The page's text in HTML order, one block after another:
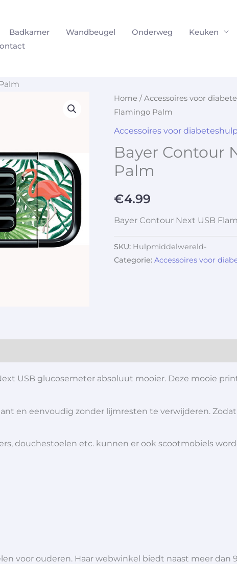
Badkamer Wandbeugel Onderweg Keuken
Home / Accessoires voor
Flamingo Palm
Accessoires voor
Bayer Contour
Palm
€4.99
Bayer Contour Next USB
SKU: Hulpmiddelwereld-
Categorie: Accessoires voor
USB glucosemeter absoluut mooier. Deze mooie
en eenvoudig zonder lijmresten te verwijderen.
douchestoelen etc. kunnen er ook scootmobiels
voor ouderen. Haar webwinkel biedt naast meer